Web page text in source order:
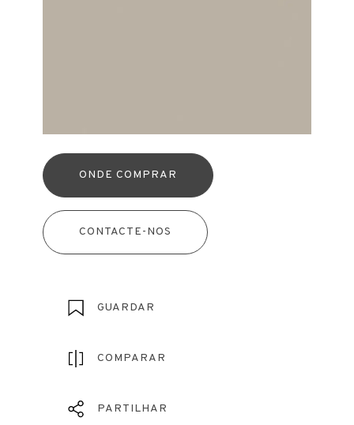
ONDE COMPRAR
CONTACTE-NOS
GUARDAR
COMPARAR
PARTILHAR